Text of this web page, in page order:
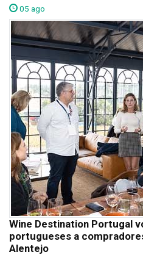
05 ago
Wine Destination Portugal
portugueses a
Alentejo